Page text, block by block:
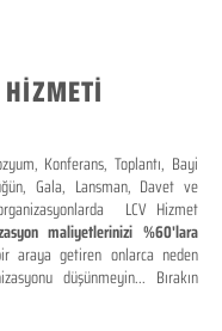
HİZMETİ
Konferans, Toplantı, Bayi
Gala, Lansman, Davet ve
LCV Hizmet
maliyetlerinizi %60'lara
araya getiren onlarca neden
düşünmeyin... Bırakın